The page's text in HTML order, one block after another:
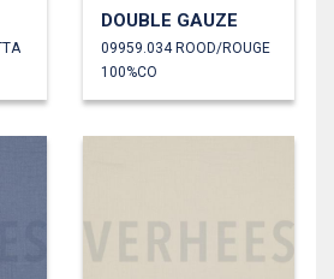
DOUBLE GAUZE
09959.034 ROOD/ROUGE
100%CO